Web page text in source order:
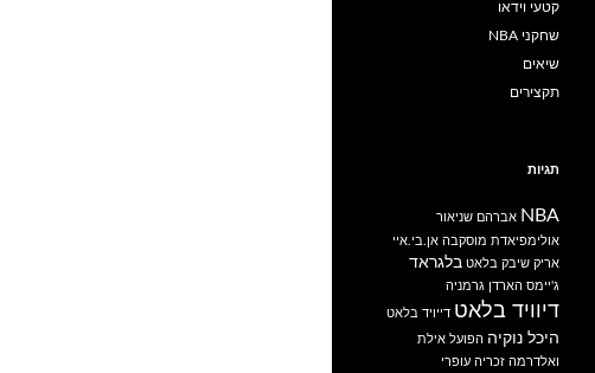
קטעי וידאו
שחקני NBA
שיאים
תקצירים
תגיות
NBA אברהם שניאור
אולימפיאדת מוסקבה אן.בי.איי
אריק שיבק בלאט בלגראד
ג'יימס הארדן גרמניה
דיוויד בלאט דייויד בלאט
היכל נוקיה הפועל אילת
ואלדרמה זכריה עופרי